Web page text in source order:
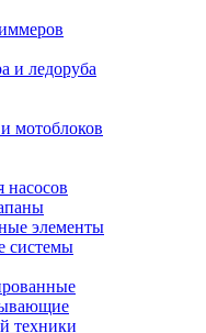
и ледоруба
мотоблоков
насосов
элементы
системы
техники